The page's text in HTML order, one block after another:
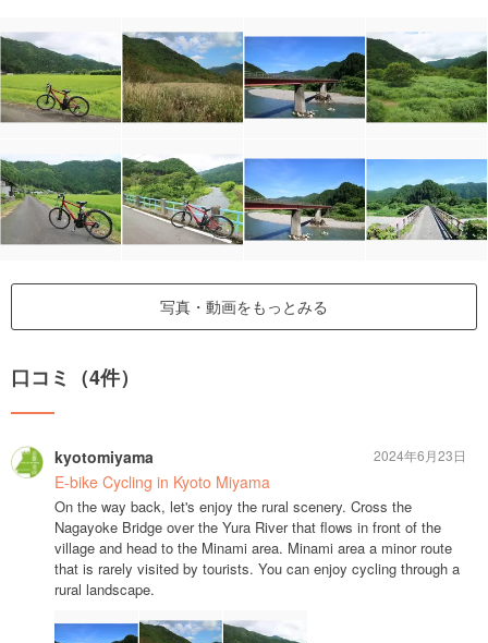
写真・動画をもっとみる
口コミ（4件）
kyotomiyama
E-bike Cycling in Kyoto Miyama
On the way back, let's enjoy the rural scenery. Cross the
Nagayoke Bridge over the Yura River that flows in front of the
village and head to the Minami area. Minami area a minor route
that is rarely visited by tourists. You can enjoy cycling through a
rural landscape.
2024年6月23日